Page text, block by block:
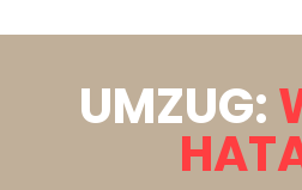
UMZUG: